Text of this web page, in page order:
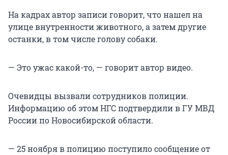
На кадрах автор записи говорит, что нашел на
улице внутренности животного, а затем другие
останки, в том числе голову собаки.
— Это ужас какой-то, — говорит автор видео.
Очевидцы вызвали сотрудников полиции.
Информацию об этом НГС подтвердили в ГУ МВД
России по Новосибирской области.
— 25 ноября в полицию поступило сообщение от